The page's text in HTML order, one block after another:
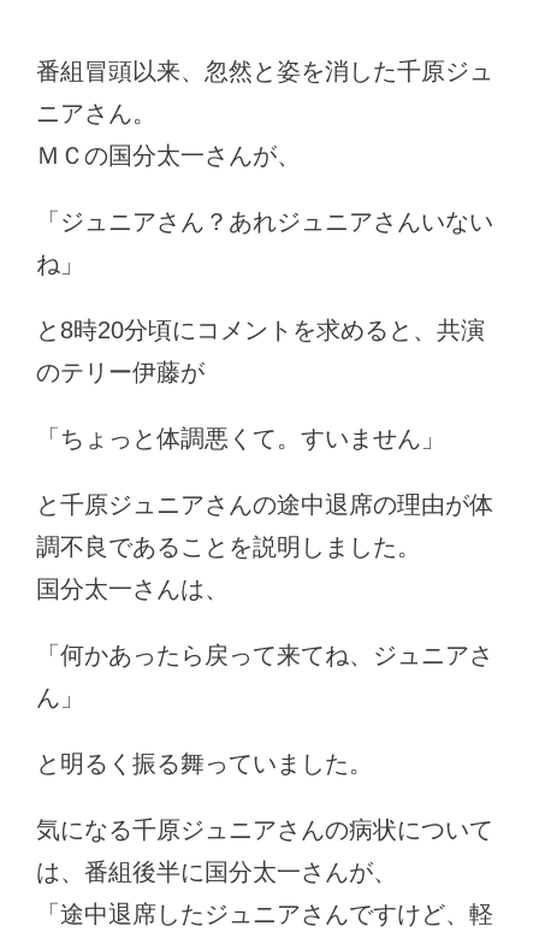
番組冒頭以来、忽然と姿を消した千原ジュ
ニアさん。
ＭＣの国分太一さんが、
「ジュニアさん？あれジュニアさんいない
ね」
と8時20分頃にコメントを求めると、共演
のテリー伊藤が
「ちょっと体調悪くて。すいません」
と千原ジュニアさんの途中退席の理由が体
調不良であることを説明しました。
国分太一さんは、
「何かあったら戻って来てね、ジュニアさ
ん」
と明るく振る舞っていました。
気になる千原ジュニアさんの病状について
は、番組後半に国分太一さんが、
「途中退席したジュニアさんですけど、軽